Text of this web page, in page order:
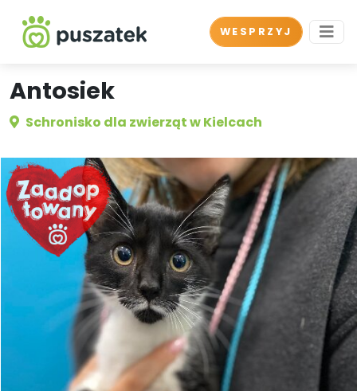
WESPRZYJ
Antosiek
Schronisko dla zwierząt w Kielcach